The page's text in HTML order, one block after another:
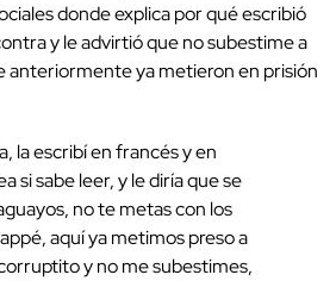
donde explica por qué escribió
y le advirtió que no subestime a
anteriormente ya metieron en prisión
la escribí en francés y en
si sabe leer, y le diría que se
no te metas con los
aquí ya metimos preso a
y no me subestimes,